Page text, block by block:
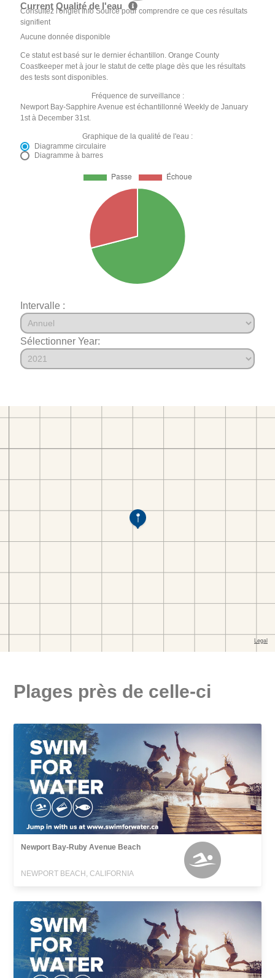
Current Qualité de l'eau
Consultez l'onglet Info Source pour comprendre ce que ces résultats
signifient
Aucune donnée disponible
Ce statut est basé sur le dernier échantillon. Orange County
Coastkeeper met à jour le statut de cette plage dès que les résultats
des tests sont disponibles.
Fréquence de surveillance :
Newport Bay-Sapphire Avenue est échantillonné Weekly de January
1st à December 31st.
Graphique de la qualité de l'eau :
Diagramme circulaire
Diagramme à barres
Intervalle :
Sélectionner Year:
Plages près de celle-ci
Newport Bay-Ruby Avenue Beach
NEWPORT BEACH, CALIFORNIA